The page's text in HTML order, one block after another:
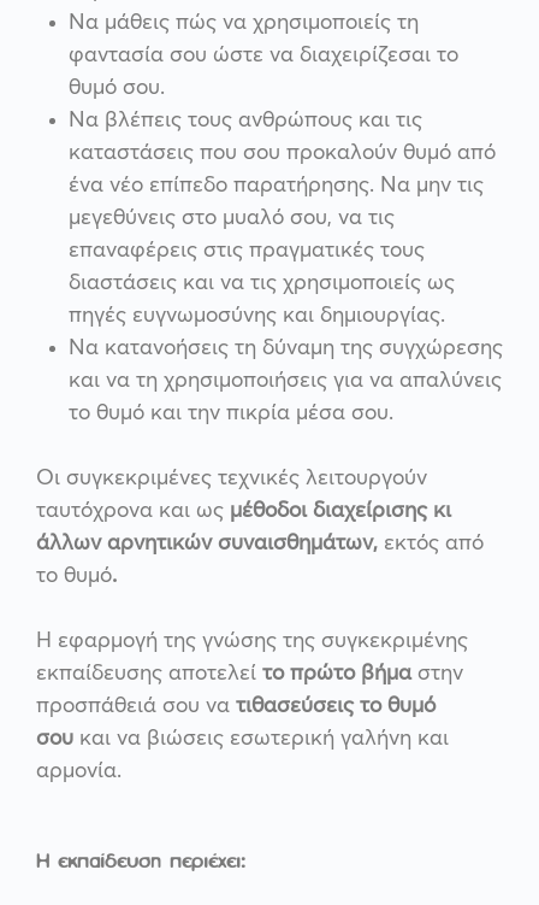
Να μάθεις πώς να χρησιμοποιείς τη
φαντασία σου ώστε να διαχειρίζεσαι το
θυμό σου.
Να βλέπεις τους ανθρώπους και τις
καταστάσεις που σου προκαλούν θυμό από
ένα νέο επίπεδο παρατήρησης. Να μην τις
μεγεθύνεις στο μυαλό σου, να τις
επαναφέρεις στις πραγματικές τους
διαστάσεις και να τις χρησιμοποιείς ως
πηγές ευγνωμοσύνης και δημιουργίας.
Να κατανοήσεις τη δύναμη της συγχώρεσης
και να τη χρησιμοποιήσεις για να απαλύνεις
το θυμό και την πικρία μέσα σου.
Οι συγκεκριμένες τεχνικές λειτουργούν
ταυτόχρονα και ως μέθοδοι διαχείρισης κι
άλλων αρνητικών συναισθημάτων, εκτός από
το θυμό.
Η εφαρμογή της γνώσης της συγκεκριμένης
εκπαίδευσης αποτελεί το πρώτο βήμαστην
προσπάθειά σου να τιθασεύσεις το θυμό
σου και να βιώσεις εσωτερική γαλήνη και
αρμονία.
Η εκπαίδευση περιέχει: